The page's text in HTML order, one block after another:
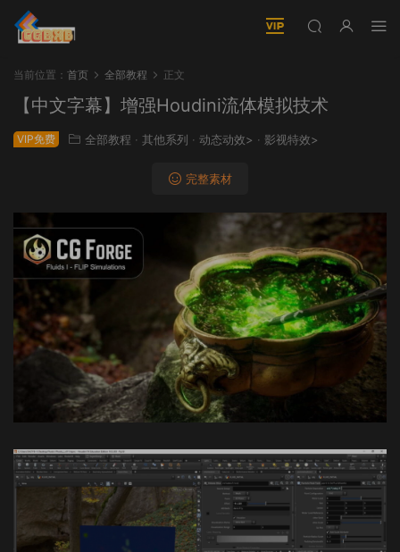
当前位置： 首页 全部教程 正文
【中文字幕】增强Houdini流体模拟技术
VIP免费 全部教程 · 其他系列 · 动态动效> · 影视特效>
完整素材